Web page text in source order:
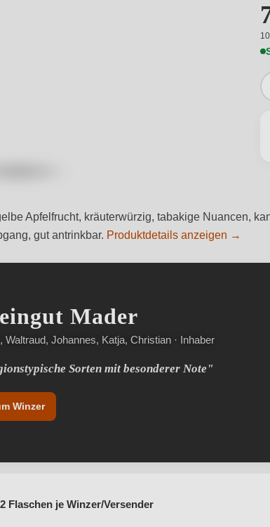
Apfelfrucht, kräuterwürzig, tabakige Nuancen,
gut antrinkbar. Produktdetails anzeigen →
Mader
Waltraud, Johannes, Katja, Christian · Inhaber
Sorten mit besonderer Note"
Winzer
Flaschen je Winzer/Versender